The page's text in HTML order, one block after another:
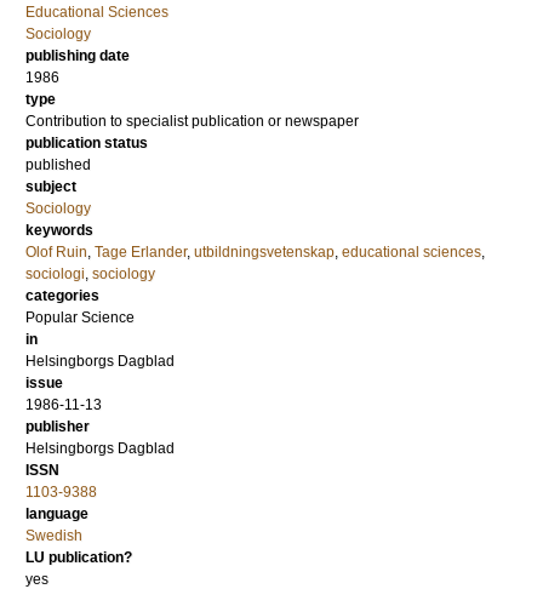
Educational Sciences
Sociology
publishing date
1986
type
Contribution to specialist publication or newspaper
publication status
published
subject
Sociology
keywords
Olof Ruin, Tage Erlander, utbildningsvetenskap, educational sciences,
sociologi, sociology
categories
Popular Science
in
Helsingborgs Dagblad
issue
1986-11-13
publisher
Helsingborgs Dagblad
ISSN
1103-9388
language
Swedish
LU publication?
yes